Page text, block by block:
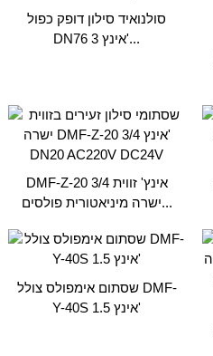
סולנואיד סילון דופק כפול
DN76 3 אינץ'...
DMF-Z-20 3/4 אינץ' זווית
ישרה מיניאטורית פולסים...
שסתום אימפולס צולל DMF-
Y-40S 1.5 אינץ'